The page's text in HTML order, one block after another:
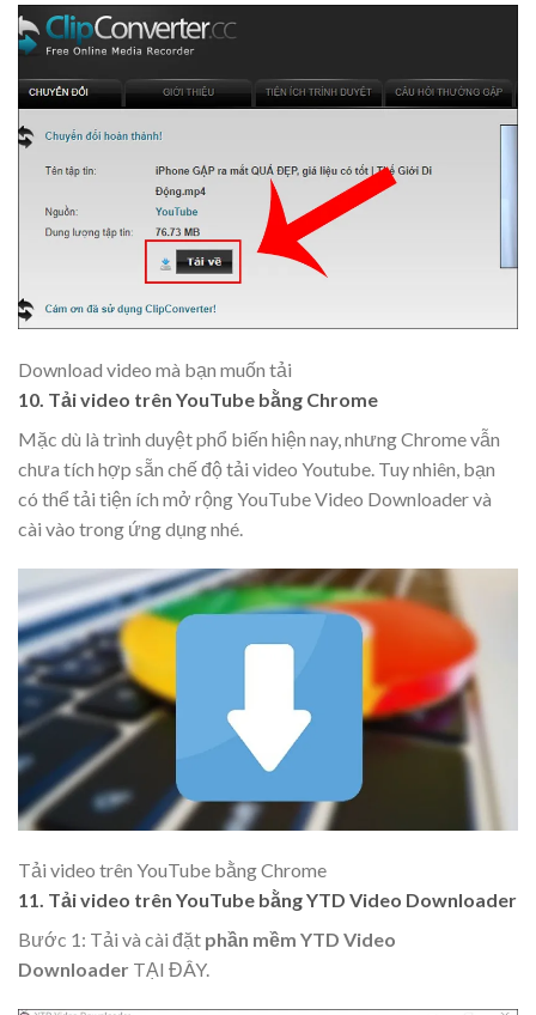
Download video mà bạn muốn tải
10. Tải video trên YouTube bằng Chrome
Mặc dù là trình duyệt phổ biến hiện nay, nhưng Chrome vẫn
chưa tích hợp sẵn chế độ tải video Youtube. Tuy nhiên, bạn
có thể tải tiện ích mở rộng YouTube Video Downloader và
cài vào trong ứng dụng nhé.
Tải video trên YouTube bằng Chrome
11. Tải video trên YouTube bằng YTD Video Downloader
Bước 1: Tải và cài đặt phần mềm YTD Video
Downloader TẠI ĐÂY.